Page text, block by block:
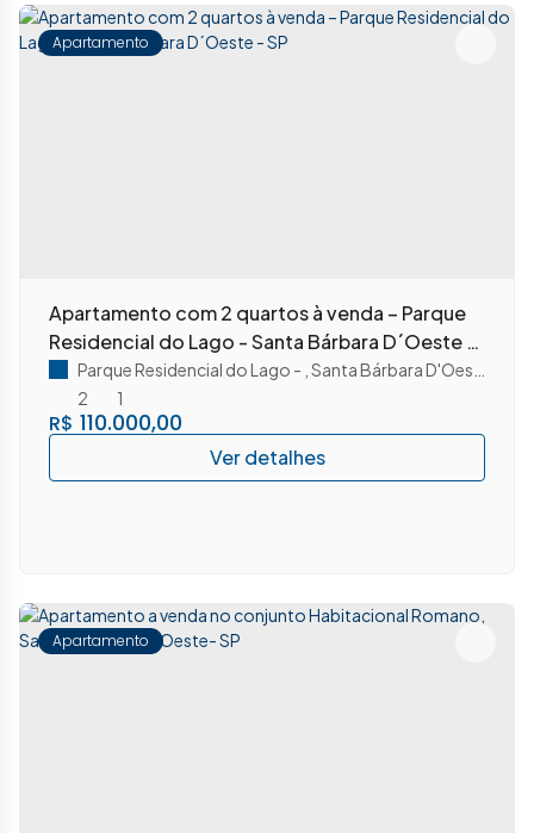
Apartamento
Apartamento com 2 quartos à venda – Parque
Residencial do Lago - Santa Bárbara D´Oeste -
R$ 110.000,00
Parque Residencial do Lago Santa Bárbara D'Oeste
2
1
Apartamento